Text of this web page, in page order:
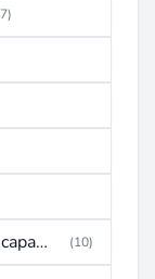
CDI(Ignicion por descarga de capacitor) (10)